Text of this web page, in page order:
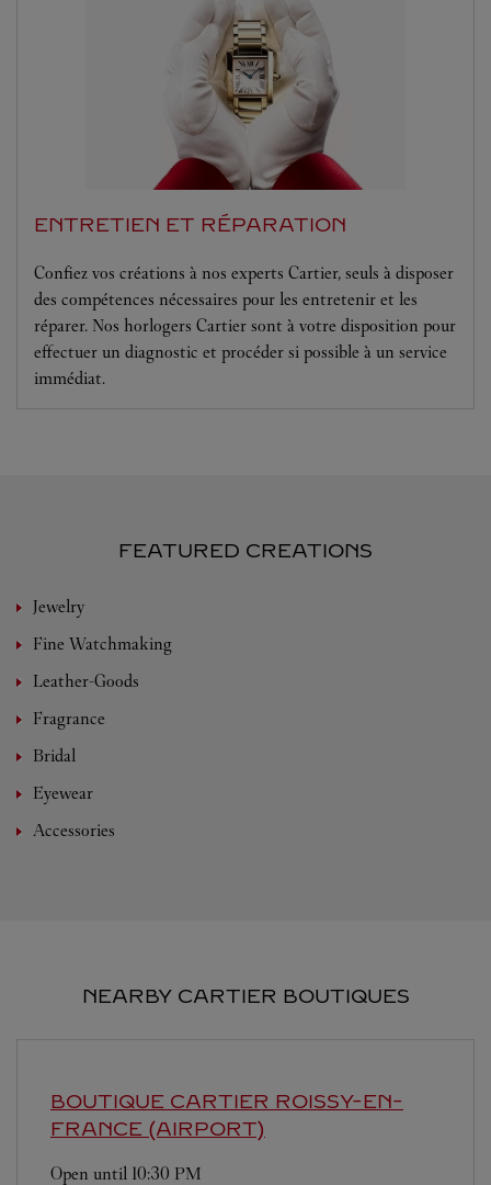
ENTRETIEN ET RÉPARATION
Confiez vos créations à nos experts Cartier, seuls à disposer
des compétences nécessaires pour les entretenir et les
réparer. Nos horlogers Cartier sont à votre disposition pour
effectuer un diagnostic et procéder si possible à un service
immédiat.
FEATURED CREATIONS
Jewelry
Fine Watchmaking
Leather-Goods
Fragrance
Bridal
Eyewear
Accessories
NEARBY CARTIER BOUTIQUES
BOUTIQUE CARTIER ROISSY-EN-
FRANCE (AIRPORT)
Open until 10:30 PM